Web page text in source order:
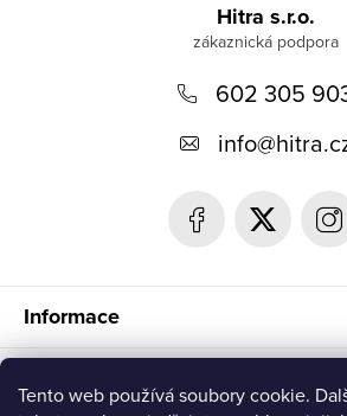
Tento web používá soubory cookie.
Informace
Hitra s.r.o.
602 305
info@